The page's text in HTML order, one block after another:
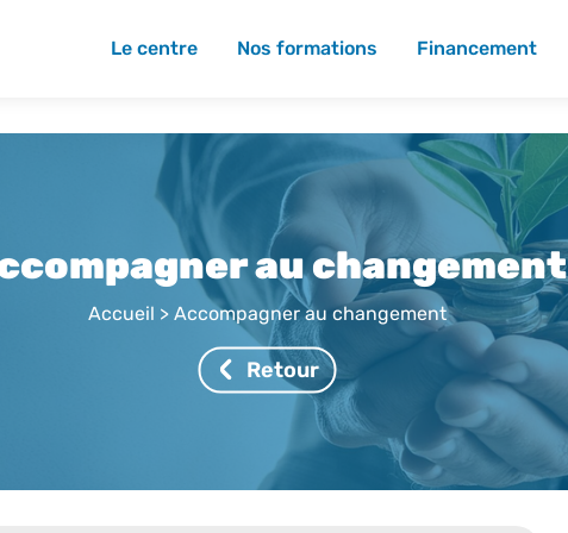
Le centre Nos formations Financement
au changement
Accueil > Accompagner au changement
Retour